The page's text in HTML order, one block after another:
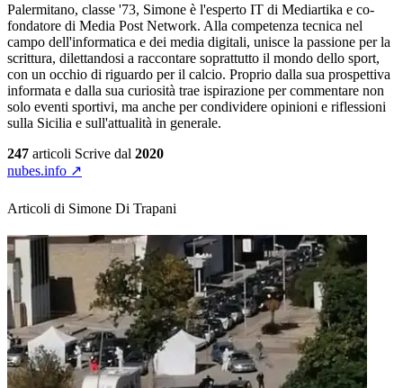
Palermitano, classe '73, Simone è l'esperto IT di Mediartika e co-
fondatore di Media Post Network. Alla competenza tecnica nel
campo dell'informatica e dei media digitali, unisce la passione per la
scrittura, dilettandosi a raccontare soprattutto il mondo dello sport,
con un occhio di riguardo per il calcio. Proprio dalla sua prospettiva
informata e dalla sua curiosità trae ispirazione per commentare non
solo eventi sportivi, ma anche per condividere opinioni e riflessioni
sulla Sicilia e sull'attualità in generale.
247 articoli Scrive dal 2020
nubes.info ↗
Articoli di Simone Di Trapani